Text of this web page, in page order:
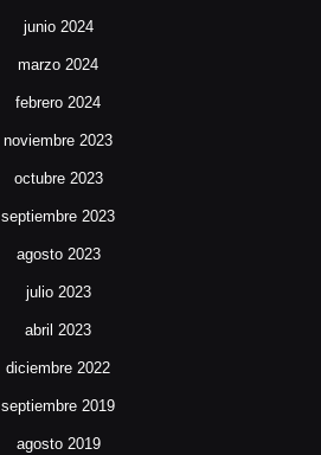
junio 2024
marzo 2024
febrero 2024
noviembre 2023
octubre 2023
septiembre 2023
agosto 2023
julio 2023
abril 2023
diciembre 2022
septiembre 2019
agosto 2019